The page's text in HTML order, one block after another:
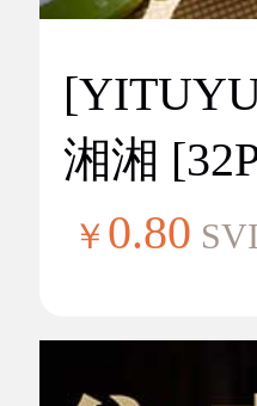
湘湘
￥ 0.80